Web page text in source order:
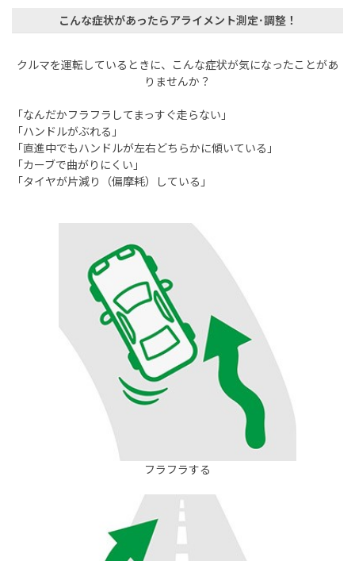
こんな症状があったらアライメント測定･調整！
クルマを運転しているときに、こんな症状が気になったことがあ
りませんか？
「なんだかフラフラしてまっすぐ走らない」
「ハンドルがぶれる」
「直進中でもハンドルが左右どちらかに傾いている」
「カーブで曲がりにくい」
「タイヤが片減り（偏摩耗）している」
フラフラする